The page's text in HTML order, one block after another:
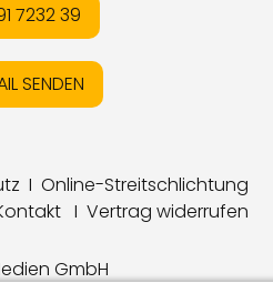
7232 39
SENDEN
I Online-Streitschlichtung
I Vertrag widerrufen
GmbH